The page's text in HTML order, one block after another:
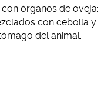
órganos de oveja:
con cebolla y
del animal.